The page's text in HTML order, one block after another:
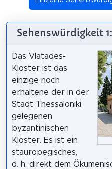
Sehenswürdigkeit
Das Vlatades-
Kloster ist das
einzige noch
erhaltene der in der
Stadt Thessaloniki
gelegenen
byzantinischen
Klöster. Es ist ein
stauropegisches,
d. h. direkt dem